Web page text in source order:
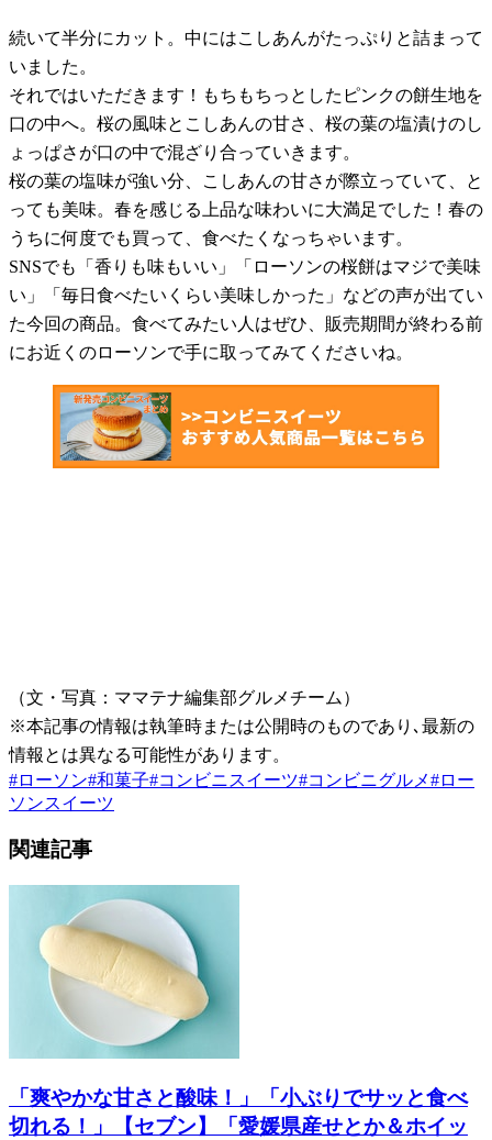
続いて半分にカット。中にはこしあんがたっぷりと詰まって
いました。
それではいただきます！もちもちっとしたピンクの餅生地を
口の中へ。桜の風味とこしあんの甘さ、桜の葉の塩漬けのし
ょっぱさが口の中で混ざり合っていきます。
桜の葉の塩味が強い分、こしあんの甘さが際立っていて、と
っても美味。春を感じる上品な味わいに大満足でした！春の
うちに何度でも買って、食べたくなっちゃいます。
SNSでも「香りも味もいい」「ローソンの桜餅はマジで美味
い」「毎日食べたいくらい美味しかった」などの声が出てい
た今回の商品。食べてみたい人はぜひ、販売期間が終わる前
にお近くのローソンで手に取ってみてくださいね。
（文・写真：ママテナ編集部グルメチーム）
※本記事の情報は執筆時または公開時のものであり､最新の
情報とは異なる可能性があります。
#ローソン#和菓子#コンビニスイーツ#コンビニグルメ#ロー
ソンスイーツ
関連記事
「爽やかな甘さと酸味！」「小ぶりでサッと食べ
切れる！」【セブン】「愛媛県産せとか＆ホイッ